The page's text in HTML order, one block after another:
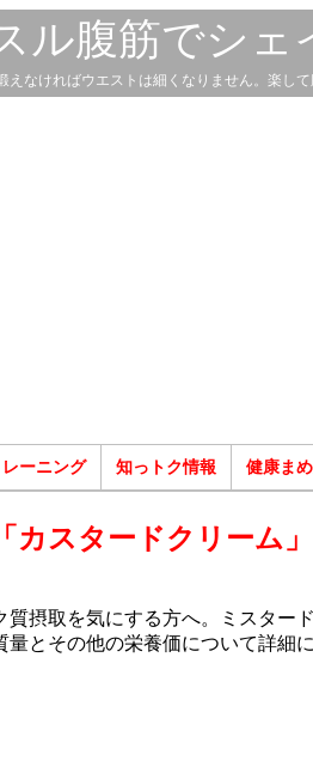
ル腹筋でシェ
なければウエストは細くなりません。楽し
レーニング 知っトク情報 健康ま
カスタードクリーム
摂取を気にする方へ。ミスター
とその他の栄養価について詳細